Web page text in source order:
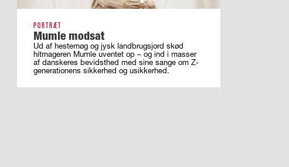
PORTRÆT
Mumle modsat
Ud af hestemøg og jysk landbrugsjord skød
hitmageren Mumle uventet op – og ind i masser
af ­danskeres bevidsthed med sine sange om ­Z-
generationens sikkerhed og usikkerhed.